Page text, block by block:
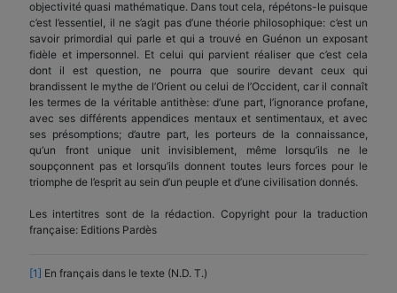
objectivité quasi mathématique. Dans tout cela, répétons-le puisque
c’est l’essentiel, il ne s’agit pas d’une théorie philosophique: c’est un
savoir primordial qui parle et qui a trouvé en Guénon un exposant
fidèle et impersonnel. Et celui qui parvient réaliser que c’est cela
dont il est question, ne pourra que sourire devant ceux qui
brandissent le mythe de l’Orient ou celui de l’Occident, car il connaît
les termes de la véritable antithèse: d’une part, l’ignorance profane,
avec ses différents appendices mentaux et sentimentaux, et avec
ses présomptions; d’autre part, les porteurs de la connaissance,
qu’un front unique unit invisiblement, même lorsqu’ils ne le
soupçonnent pas et lorsqu’ils donnent toutes leurs forces pour le
triomphe de l’esprit au sein d’un peuple et d’une civilisation donnés.
Les intertitres sont de la rédaction. Copyright pour la traduction
française: Editions Pardès
[1] En français dans le texte (N.D. T.)